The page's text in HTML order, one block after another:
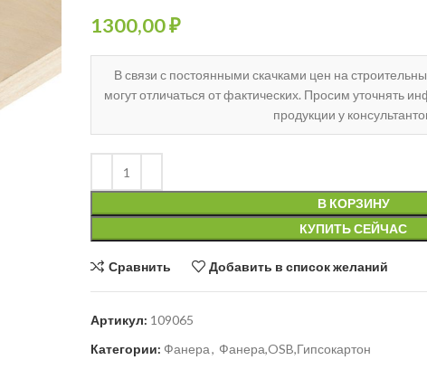
₽
В связи с постоянными скачками цен на
могут отличаться от фактических. Просим уточнять
продукции у
В КОРЗИНУ
КУПИТЬ СЕЙЧАС
Сравнить Добавить в список желаний
Артикул: 109065
Категории: Фанера, Фанера,OSB,Гипсокартон